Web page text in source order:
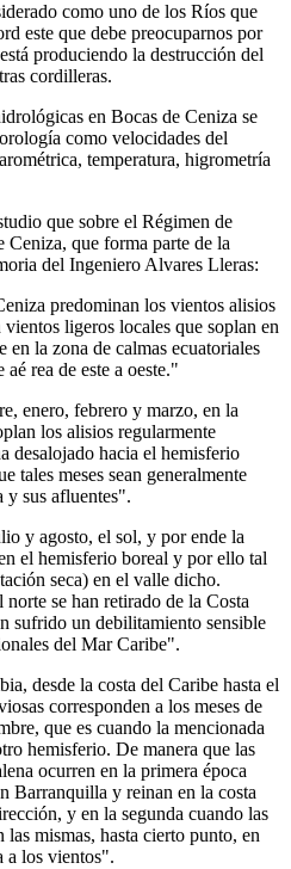
como uno de los Ríos que
este que debe preocuparnos por
produciendo la destrucción del
cordilleras.
en Bocas de Ceniza se
como velocidades del
temperatura, higrometría
que sobre el Régimen de
Ceniza, que forma parte de la
del Ingeniero Alvares Lleras:
predominan los vientos alisios
ligeros locales que soplan en
en la zona de calmas ecuatoriales
rea de este a oeste."
enero, febrero y marzo, en la
los alisios regularmente
desalojado hacia el hemisferio
tales meses sean generalmente
y sus afluentes".
y agosto, el sol, y por ende la
el hemisferio boreal y por ello tal
seca) en el valle dicho.
se han retirado de la Costa
sufrido un debilitamiento sensible
del Mar Caribe".
desde la costa del Caribe hasta el
corresponden a los meses de
que es cuando la mencionada
hemisferio. De manera que las
ocurren en la primera época
Barranquilla y reinan en la costa
y en la segunda cuando las
mismas, hasta cierto punto, en
a los vientos".